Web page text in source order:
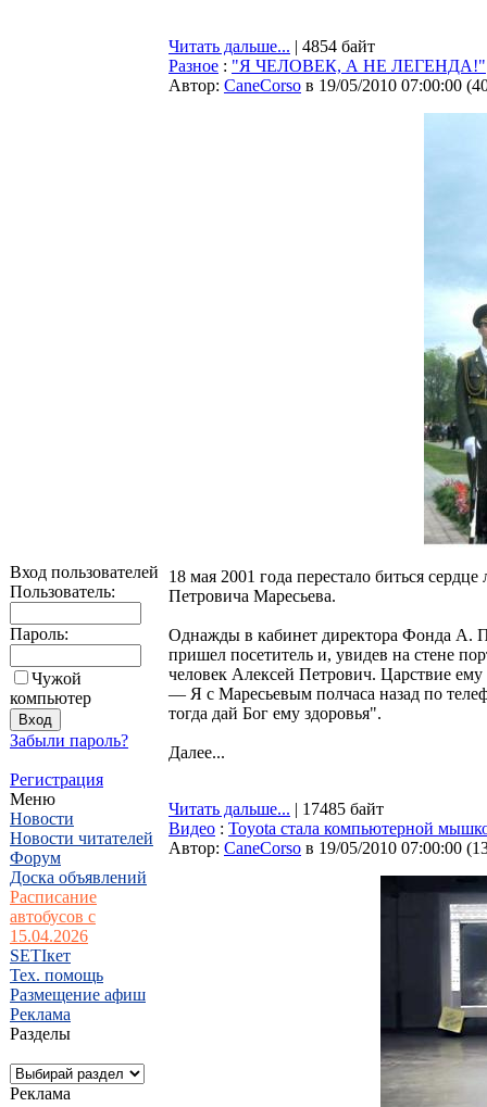
Вход пользователей
Пользователь:
Пароль:
Чужой
компьютер
Забыли пароль?
Регистрация
Меню
Новости
Новости читателей
Форум
Доска объявлений
Расписание
автобусов с
15.04.2026
SETIкет
Тех. помощь
Размещение афиш
Реклама
Разделы
Реклама
Читать дальше... | 4854 байт
Разное : "Я ЧЕЛОВЕК, А НЕ ЛЕГЕНДА!"
Автор: CaneCorso в 19/05/2010 07:00:00 (
18 мая 2001 года перестало биться
Петровича Маресьева.
Однажды в кабинет директора Фонда А.
пришел посетитель и, увидев на стене
человек Алексей Петрович. Царствие
— Я с Маресьевым полчаса назад по
тогда дай Бог ему здоровья".
Далее...
Читать дальше... | 17485 байт
Видео : Toyota стала компьютерной
Автор: CaneCorso в 19/05/2010 07:00:00 (